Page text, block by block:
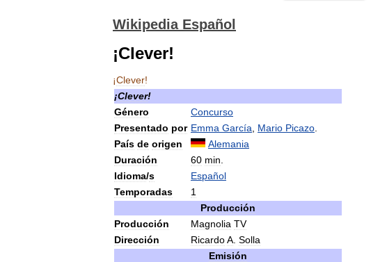
Wikipedia Español
¡Clever!
¡Clever!
¡Clever!
Género
Concurso
Presentado por Emma García Mario Picazo
País de origen
Alemania
Duración
60 min
Idioma/s
Español
Temporadas
1
Producción
Producción
Magnolia TV
Dirección
RicardoA Solla
Emisión